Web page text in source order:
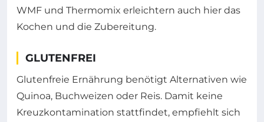
WMF und Thermomix erleichtern auch hier das
Kochen und die Zubereitung.
GLUTENFREI
Glutenfreie Ernährung benötigt Alternativen wie
Quinoa, Buchweizen oder Reis. Damit keine
Kreuzkontamination stattfindet, empfiehlt sich